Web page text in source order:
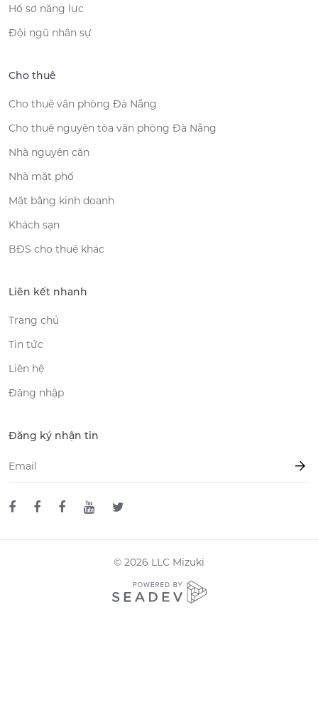
Hồ sơ năng lực
Đội ngũ nhân sự
Cho thuê
Cho thuê văn phòng Đà Nẵng
Cho thuê nguyên tòa văn phòng Đà Nẵng
Nhà nguyên căn
Nhà mặt phố
Mặt bằng kinh doanh
Khách sạn
BĐS cho thuê khác
Liên kết nhanh
Trang chủ
Tin tức
Liên hệ
Đăng nhập
Đăng ký nhận tin
Email
© 2026 LLC Mizuki